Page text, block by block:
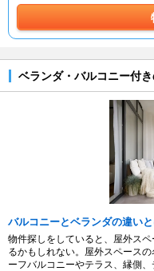
ベランダ・バルコニー付
バルコニーとベランダの違い
物件探しをしていると、屋外ス
るかもしれない。屋外スペース
ーフバルコニーやテラス、縁側